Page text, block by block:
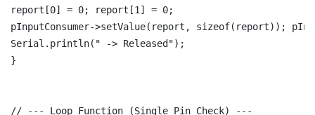
report[0] = 0; report[1] = 0;
pInputConsumer->setValue(report, sizeof(report));
Serial.println(" -> Released");
}
// --- Loop Function (Single Pin Check) ---